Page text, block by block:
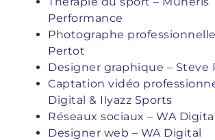
Performance
Photographe
Pertot
Designer graphique – Steve
Captation vidéo
Digital & Ilyazz Sports
Réseaux sociaux – WA
Designer web – WA Digital